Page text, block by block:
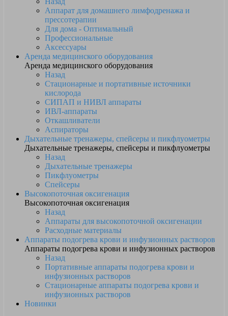
Аппарат для домашнего лимфодренажа и
прессотерапии
Для дома - Оптимальный
Профессиональные
Аксессуары
Аренда медицинского оборудования
Аренда медицинского оборудования
Назад
Стационарные и портативные источники
кислорода
СИПАП и НИВЛ аппараты
ИВЛ-аппараты
Откашливатели
Аспираторы
Дыхательные тренажеры, спейсеры и пикфлуометры
Дыхательные тренажеры, спейсеры и пикфлуометры
Назад
Дыхательные тренажеры
Пикфлуометры
Спейсеры
Высокопоточная оксигенация
Высокопоточная оксигенация
Назад
Аппараты для высокопоточной оксигенации
Расходные материалы
Аппараты подогрева крови и инфузионных растворов
Аппараты подогрева крови и инфузионных растворов
Назад
Портативные аппараты подогрева крови и
инфузионных растворов
Стационарные аппараты подогрева крови и
инфузионных растворов
Новинки